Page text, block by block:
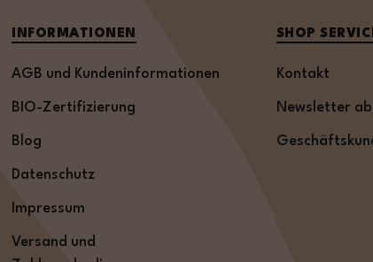
INFORMATIONEN
AGB und Kundeninformationen
BIO-Zertifizierung
Blog
Datenschutz
Impressum
Versand und
SHOP
Kontakt
Newsletter